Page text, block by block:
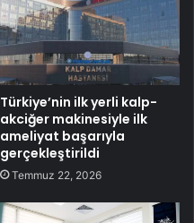
Türkiye’nin ilk yerli kalp-
akciğer makinesiyle ilk
ameliyat başarıyla
gerçekleştirildi
Temmuz 22, 2026